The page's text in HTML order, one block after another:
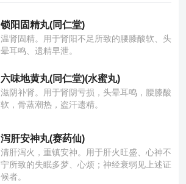
锁阳固精丸(同仁堂)
温肾固精。用于肾阳不足所致的腰膝酸软、头
晕耳鸣、遗精早泄。
六味地黄丸(同仁堂)(水蜜丸)
滋阴补肾。用于肾阴亏损，头晕耳鸣，腰膝酸
软，骨蒸潮热，盗汗遗精。
泻肝安神丸(赛药仙)
清肝泻火，重镇安神。用于肝火旺盛、心神不
宁所致的失眠多梦、心烦；神经衰弱见上述证
候者。